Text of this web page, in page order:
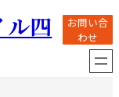
ル四
お問い合
わせ